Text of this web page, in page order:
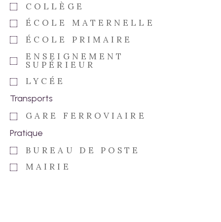
COLLÈGE
ÉCOLE MATERNELLE
ÉCOLE PRIMAIRE
ENSEIGNEMENT
SUPÉRIEUR
LYCÉE
Transports
GARE FERROVIAIRE
Pratique
BUREAU DE POSTE
MAIRIE